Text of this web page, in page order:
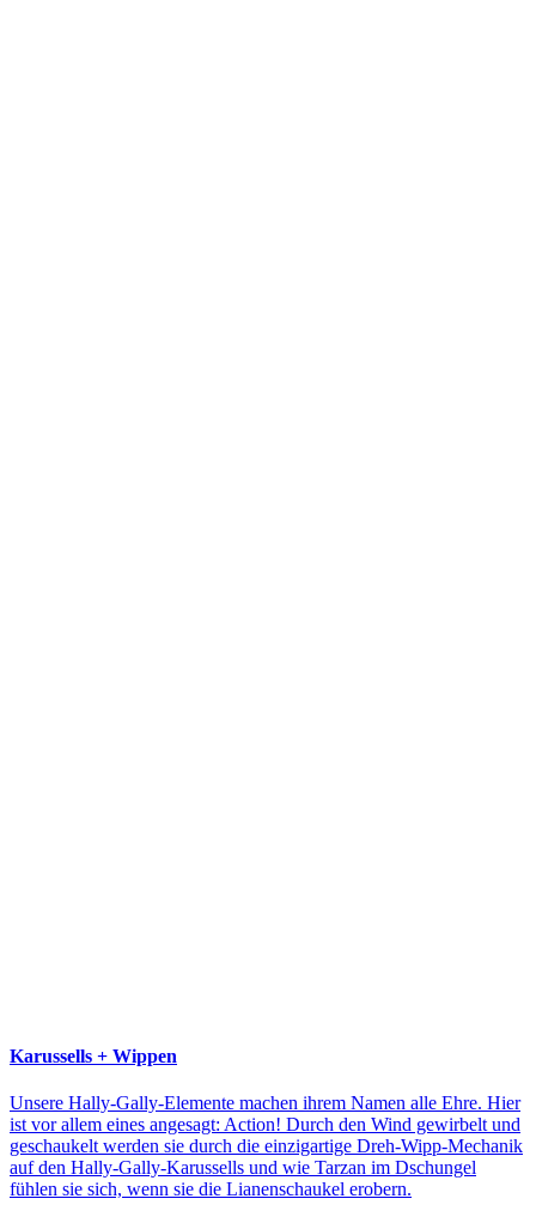
Karussells + Wippen
Unsere Hally-Gally-Elemente machen ihrem Namen alle Ehre. Hier
ist vor allem eines angesagt: Action! Durch den Wind gewirbelt und
geschaukelt werden sie durch die einzigartige Dreh-Wipp-Mechanik
auf den Hally-Gally-Karussells und wie Tarzan im Dschungel
fühlen sie sich, wenn sie die Lianenschaukel erobern.